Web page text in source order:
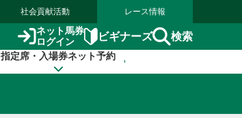
社会貢献活動 レース情報
ネット馬券
ログイン
ビギナーズ 検索
指定席・入場券ネット予約